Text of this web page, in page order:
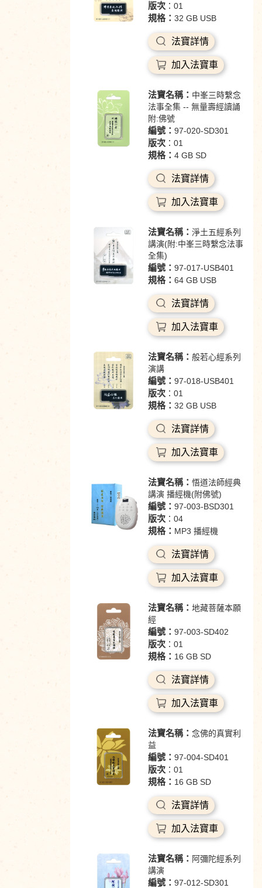
版次：01
規格： 32 GB USB
法寶詳情
加入法寶車
法寶名稱： 中峯三時繫念
法事全集 -- 無量壽經讀誦
附:佛號
編號： 97-020-SD301
版次：01
規格： 4 GB SD
法寶詳情
加入法寶車
法寶名稱： 淨土五經系列
講演(附:中峯三時繫念法事
全集)
編號： 97-017-USB401
規格： 64 GB USB
法寶詳情
加入法寶車
法寶名稱： 般若心經系列
演講
編號： 97-018-USB401
版次：01
規格： 32 GB USB
法寶詳情
加入法寶車
法寶名稱： 悟道法師經典
講演 播經機(附佛號)
編號： 97-003-BSD301
版次：04
規格： MP3 播經機
法寶詳情
加入法寶車
法寶名稱： 地藏菩薩本願
經
編號： 97-003-SD402
版次：01
規格： 16 GB SD
法寶詳情
加入法寶車
法寶名稱： 念佛的真實利
益
編號： 97-004-SD401
版次：01
規格： 16 GB SD
法寶詳情
加入法寶車
法寶名稱： 阿彌陀經系列
講演
編號： 97-012-SD301